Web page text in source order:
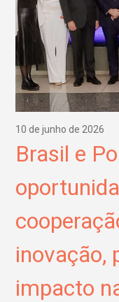
10 de junho de 2026
Brasil e
inovação,
impacto